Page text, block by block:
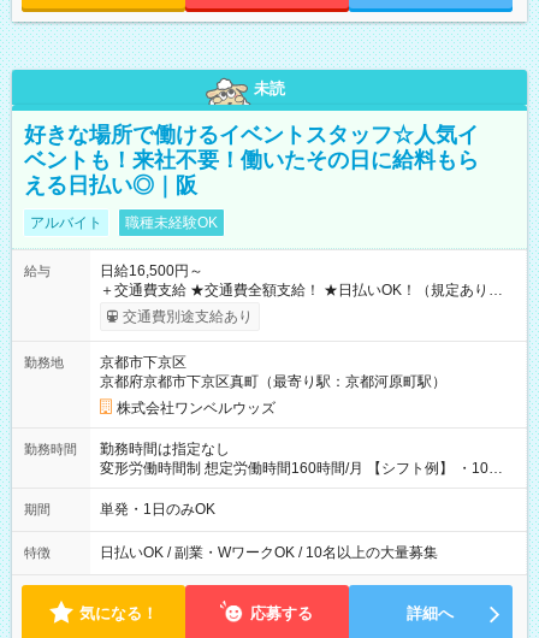
未読
好きな場所で働けるイベントスタッフ☆人気イ
ベントも！来社不要！働いたその日に給料もら
える日払い◎｜阪
アルバイト 職種未経験OK
給与
日給16,500円～
＋交通費支給 ★交通費全額支給！ ★日払いOK！（規定あり） ┗
働いたその日に現金GET♪ お仕事後はコンビニATMから 日払
交通費別途支給あり
勤務地
京都市下京区
京都府京都市下京区真町（最寄り駅：京都河原町駅）
株式会社ワンベルウッズ
勤務時間
勤務時間は指定なし
変形労働時間制 想定労働時間160時間/月 【シフト例】 ・10：
00～20：00
期間 単発・1日のみOK
特徴 日払いOK / 副業・WワークOK / 10名以上の大量募集
気になる！ 応募する 詳細へ